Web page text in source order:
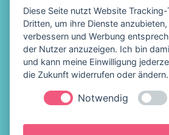
Löffelhelden Eis &
Diese Seite nutzt Website
Dritten, um ihre Dienste
verbessern und Werbung
der Nutzer anzuzeigen. Ich bin
und kann meine Einwilligung
die Zukunft widerrufen oder ändern.
Notwendig